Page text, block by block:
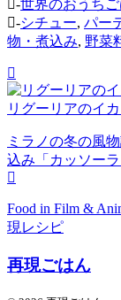
-世界のおうち
-シチュー, パー
物・煮込み, 野菜
リグーリアのイ
ミラノの冬の風
込み「カッソーラ
Food in Film &
現レシピ
再現ごはん